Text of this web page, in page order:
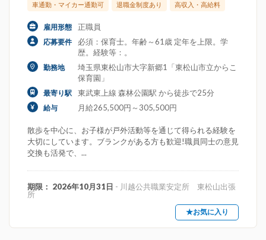
車通勤・マイカー通勤可 退職金制度あり 高収入・高給料
雇用形態 正職員
応募要件
必須：保育士。年齢～61歳 定年を上限。学
歴。経験等：。
勤務地
埼玉県東松山市大字新郷1「東松山市立からこ
保育園」
最寄り駅 東武東上線 森林公園駅 から徒歩で25分
給与 月給265,500円～305,500円
散歩を中心に、お子様が戸外活動等を通じて得られる経験を
大切にしています。ブランクがある方も歓迎!職員同士の意見
交換も活発で、...
期限： 2026年10月31日 - 川越公共職業安定所 東松山出張
所
★お気に入り